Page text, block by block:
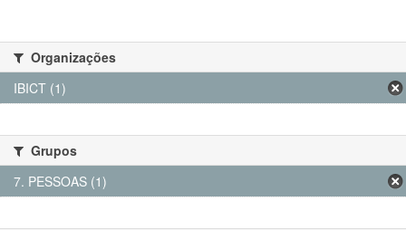
Organizações
IBICT (1)
Grupos
7. PESSOAS (1)